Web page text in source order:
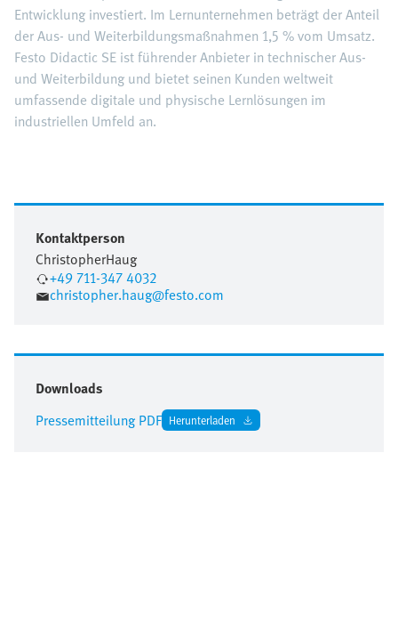
Entwicklung investiert. Im Lernunternehmen beträgt der Anteil
der Aus- und Weiterbildungsmaßnahmen 1,5 % vom Umsatz.
Festo Didactic SE ist führender Anbieter in technischer Aus-
und Weiterbildung und bietet seinen Kunden weltweit
umfassende digitale und physische Lernlösungen im
industriellen Umfeld an.
Kontaktperson
ChristopherHaug
+49 711-347 4032
christopher.haug@festo.com
Downloads
Pressemitteilung PDF Herunterladen